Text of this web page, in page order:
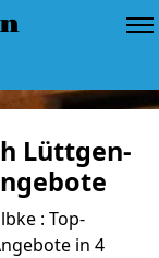
Lüttgen-
: Top-
in 4